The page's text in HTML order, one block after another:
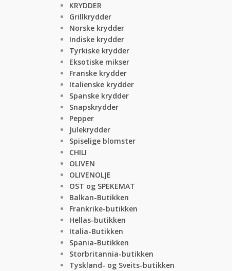
KRYDDER
Grillkrydder
Norske krydder
Indiske krydder
Tyrkiske krydder
Eksotiske mikser
Franske krydder
Italienske krydder
Spanske krydder
Snapskrydder
Pepper
Julekrydder
Spiselige blomster
CHILI
OLIVEN
OLIVENOLJE
OST og SPEKEMAT
Balkan-Butikken
Frankrike-butikken
Hellas-butikken
Italia-Butikken
Spania-Butikken
Storbritannia-butikken
Tyskland- og Sveits-butikken